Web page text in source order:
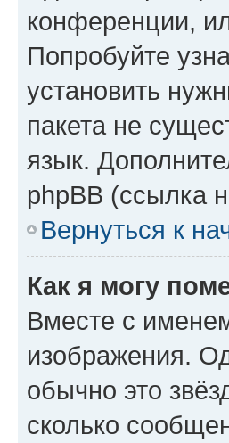
конференции,
Попробуйте
установить
пакета не
язык.
phpBB (ссылка
Вернуться к
Как я могу
Вместе с
изображения.
обычно это
сколько